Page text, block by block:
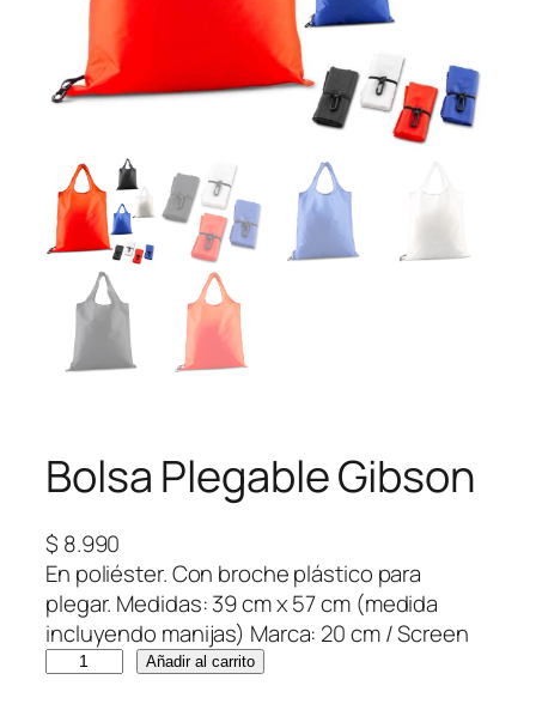
Bolsa Plegable Gibson
$ 8.990
En poliéster. Con broche plástico para
plegar. Medidas: 39 cm x 57 cm (medida
incluyendo manijas) Marca: 20 cm / Screen
Añadir al carrito